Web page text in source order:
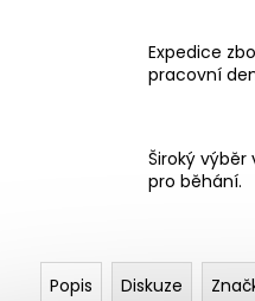
Expedice
pracovní
Široký výběr
pro běhání.
Popis Diskuze